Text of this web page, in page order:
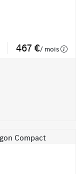
467 €/ mois